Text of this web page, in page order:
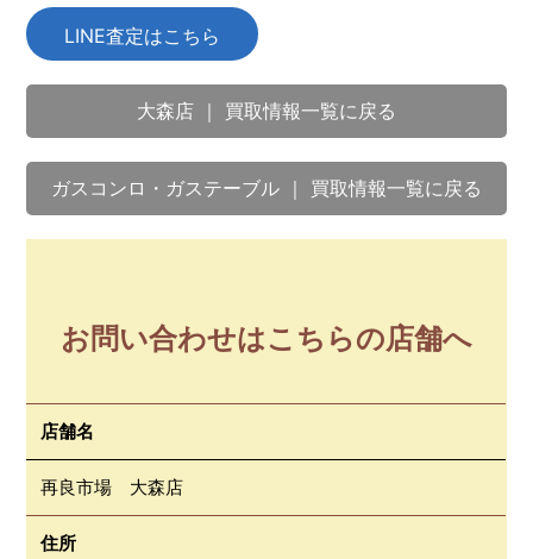
LINE査定はこちら
大森店 ｜ 買取情報一覧に戻る
ガスコンロ・ガステーブル ｜ 買取情報一覧に戻る
お問い合わせはこちらの店舗へ
店舗名
再良市場 大森店
住所